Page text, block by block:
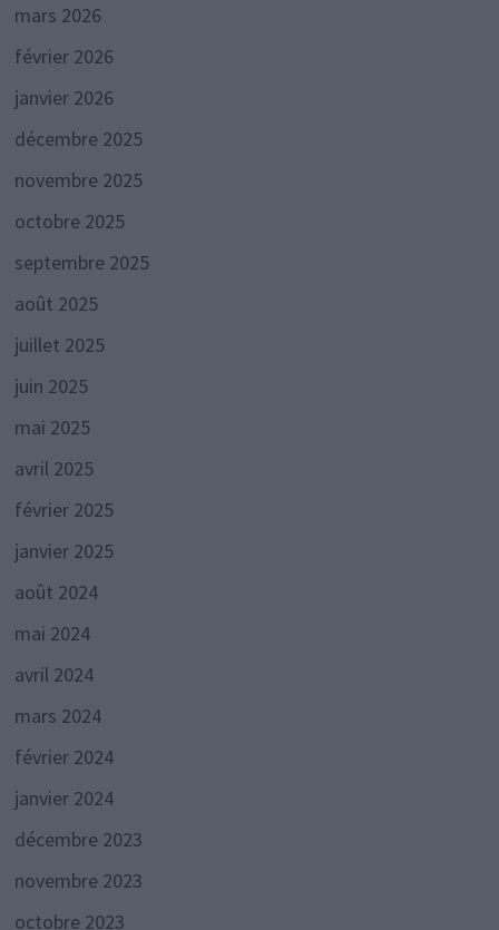
mars 2026
février 2026
janvier 2026
décembre 2025
novembre 2025
octobre 2025
septembre 2025
août 2025
juillet 2025
juin 2025
mai 2025
avril 2025
février 2025
janvier 2025
août 2024
mai 2024
avril 2024
mars 2024
février 2024
janvier 2024
décembre 2023
novembre 2023
octobre 2023